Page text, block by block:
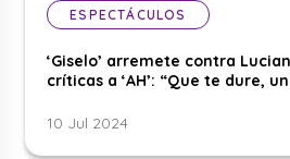
ESPECTÁCULOS
‘Giselo’ arremete contra
críticas a ‘AH’: “Que te dure,
10 Jul 2024